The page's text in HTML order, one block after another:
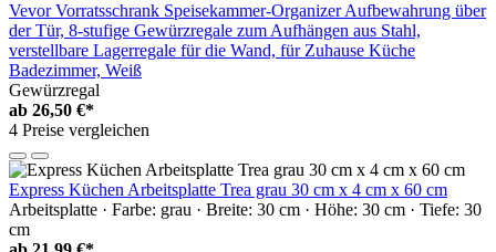
Vevor Vorratsschrank Speisekammer-Organizer Aufbewahrung über
der Tür, 8-stufige Gewürzregale zum Aufhängen aus Stahl,
verstellbare Lagerregale für die Wand, für Zuhause Küche
Badezimmer, Weiß
Gewürzregal
ab 26,50 €*
4 Preise vergleichen
Express Küchen Arbeitsplatte Trea grau 30 cm x 4 cm x 60 cm
Arbeitsplatte · Farbe: grau · Breite: 30 cm · Höhe: 30 cm · Tiefe: 30
cm